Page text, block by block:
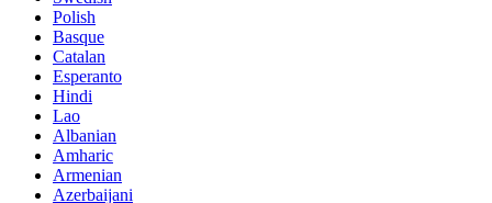
Polish
Basque
Catalan
Esperanto
Hindi
Lao
Albanian
Amharic
Armenian
Azerbaijani